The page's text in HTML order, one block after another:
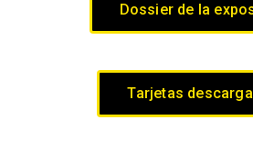
Dossier de la
Tarjetas